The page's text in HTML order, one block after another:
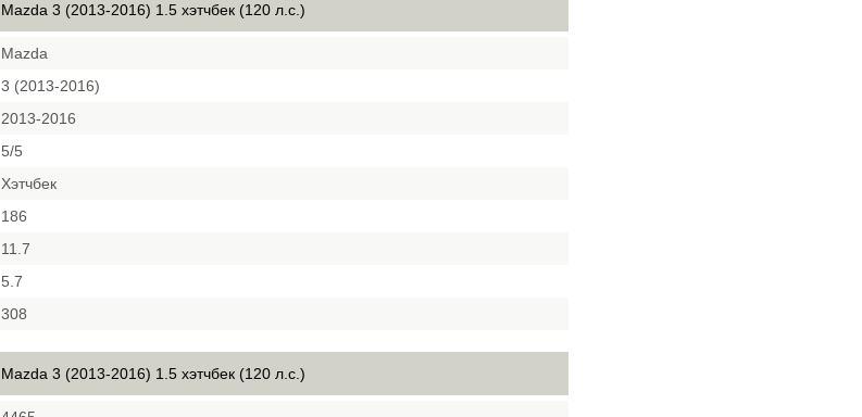
Mazda 3 (2013-2016) 1.5 хэтчбек (120 л.с.)
Mazda
3 (2013-2016)
2013-2016
5/5
Хэтчбек
186
11.7
5.7
308
Mazda 3 (2013-2016) 1.5 хэтчбек (120 л.с.)